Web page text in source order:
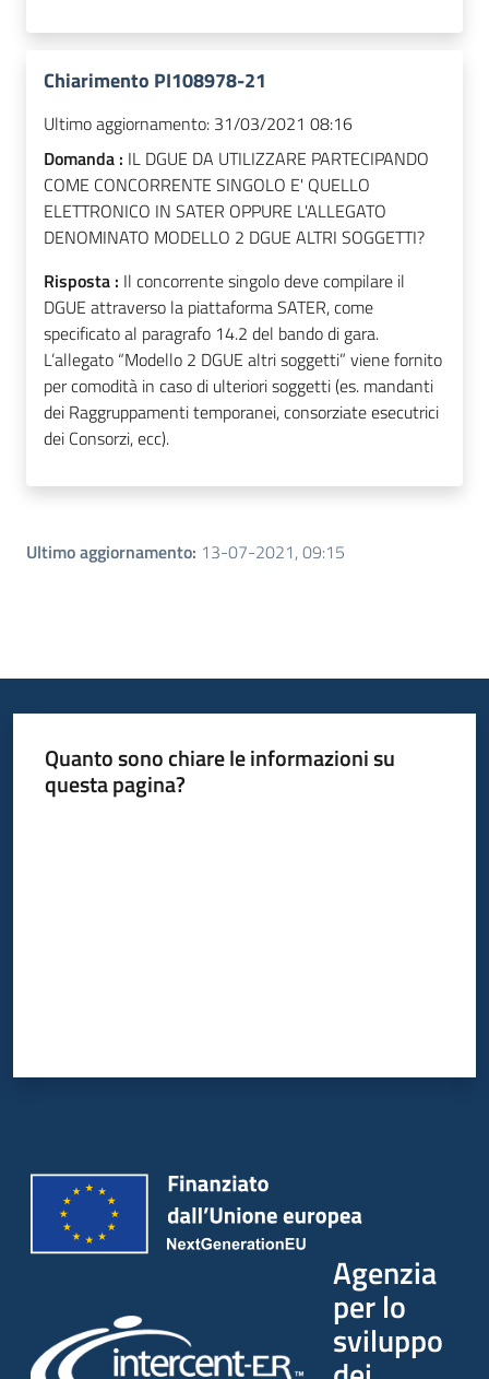
Chiarimento PI108978-21
Ultimo aggiornamento: 31/03/2021 08:16
Domanda : IL DGUE DA UTILIZZARE PARTECIPANDO
COME CONCORRENTE SINGOLO E' QUELLO
ELETTRONICO IN SATER OPPURE L'ALLEGATO
DENOMINATO MODELLO 2 DGUE ALTRI SOGGETTI?
Risposta : Il concorrente singolo deve compilare il
DGUE attraverso la piattaforma SATER, come
specificato al paragrafo 14.2 del bando di gara.
L’allegato “Modello 2 DGUE altri soggetti” viene fornito
per comodità in caso di ulteriori soggetti (es. mandanti
dei Raggruppamenti temporanei, consorziate esecutrici
dei Consorzi, ecc).
Ultimo aggiornamento: 13-07-2021, 09:15
Quanto sono chiare le informazioni su
questa pagina?
Agenzia
per lo
sviluppo